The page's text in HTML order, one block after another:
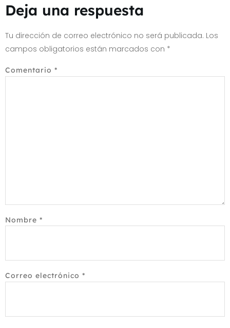
Deja una respuesta
Tu dirección de correo electrónico no será publicada. Los
campos obligatorios están marcados con *
Comentario *
Nombre *
Correo electrónico *